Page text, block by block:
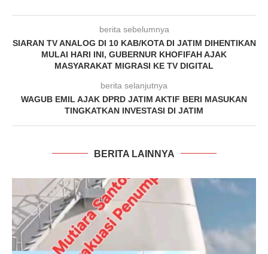
berita sebelumnya
SIARAN TV ANALOG DI 10 KAB/KOTA DI JATIM DIHENTIKAN
MULAI HARI INI, GUBERNUR KHOFIFAH AJAK
MASYARAKAT MIGRASI KE TV DIGITAL
berita selanjutnya
WAGUB EMIL AJAK DPRD JATIM AKTIF BERI MASUKAN
TINGKATKAN INVESTASI DI JATIM
BERITA LAINNYA